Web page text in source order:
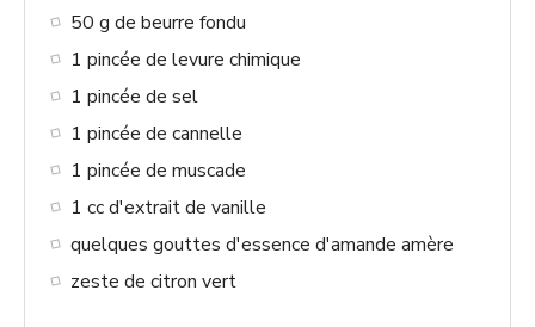
50 g de beurre fondu
1 pincée de levure chimique
1 pincée de sel
1 pincée de cannelle
1 pincée de muscade
1 cc d'extrait de vanille
quelques gouttes d'essence d'amande amère
zeste de citron vert